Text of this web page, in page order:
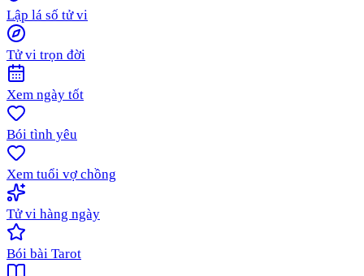
Lập lá số tử vi
Tử vi trọn đời
Xem ngày tốt
Bói tình yêu
Xem tuổi vợ chồng
Tử vi hàng ngày
Bói bài Tarot